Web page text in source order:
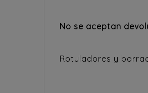
No se aceptan
Rotuladores y